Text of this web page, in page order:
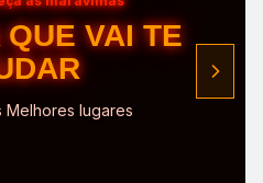
a Região
O POLO
Melhores Trilhas